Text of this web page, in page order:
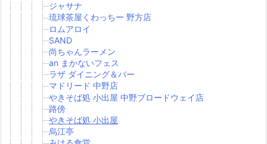
ジャサナ
琉球茶屋くわっちー 野方店
ロムアロイ
SAND
尚ちゃんラーメン
an まかないフェス
ラザ ダイニング＆バー
マドリード 中野店
やきそば処 小出屋 中野ブロードウェイ店
路傍
やきそば処 小出屋
烏江亭